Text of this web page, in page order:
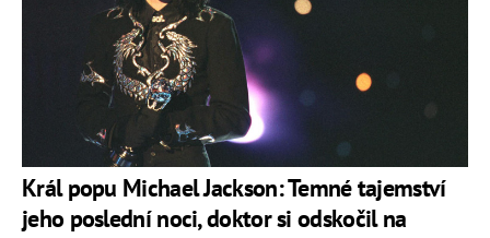
Král popu Michael Jackson: Temné tajemství
jeho poslední noci, doktor si odskočil na